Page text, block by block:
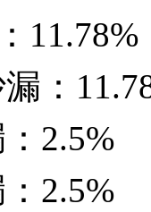
11.78%
：
2.5%
2.5%